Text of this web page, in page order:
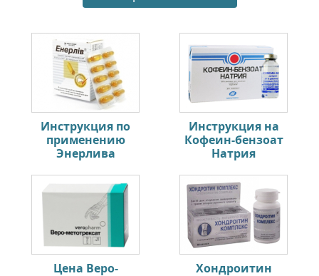
Инструкция по
применению
Энерлива
Инструкция на
Кофеин-бензоат
Натрия
Цена Веро-
Хондроитин